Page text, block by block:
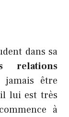
dans sa
relations
être
lui est très
à